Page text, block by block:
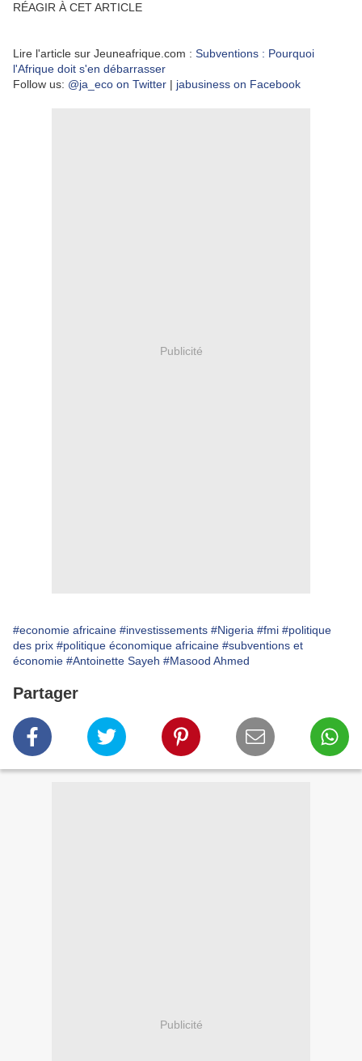
RÉAGIR À CET ARTICLE
Lire l'article sur Jeuneafrique.com : Subventions : Pourquoi
l'Afrique doit s'en débarrasser
Follow us: @ja_eco on Twitter | jabusiness on Facebook
Publicité
#economie africaine #investissements #Nigeria #fmi #politique
des prix #politique économique africaine #subventions et
économie #Antoinette Sayeh #Masood Ahmed
Partager
Publicité